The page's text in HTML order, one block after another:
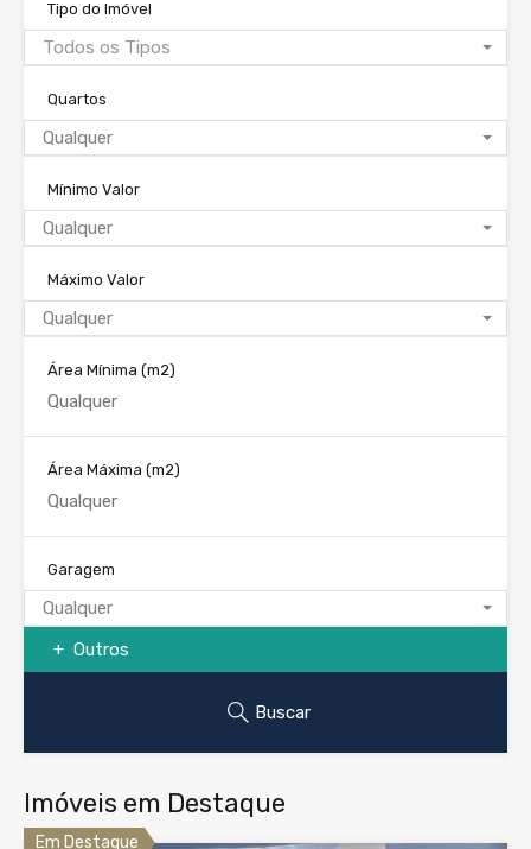
Tipo do Imóvel
Todos os Tipos
Quartos
Qualquer
Mínimo Valor
Qualquer
Máximo Valor
Qualquer
Área Mínima (m2)
Área Máxima (m2)
Garagem
Qualquer
Outros
Buscar
Imóveis em Destaque
Em Destaque